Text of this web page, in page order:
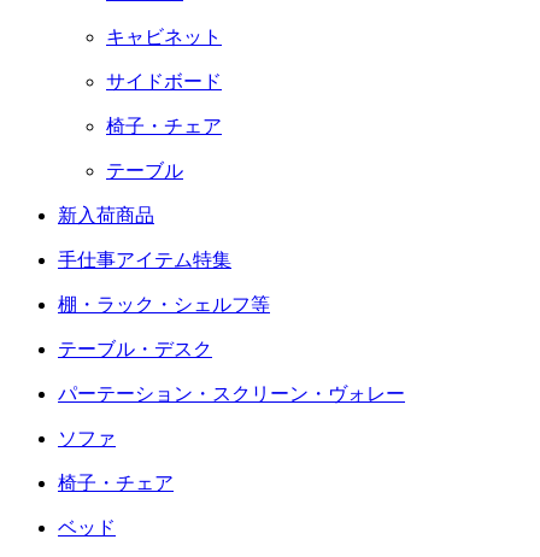
キャビネット
サイドボード
椅子・チェア
テーブル
新入荷商品
手仕事アイテム特集
棚・ラック・シェルフ等
テーブル・デスク
パーテーション・スクリーン・ヴォレー
ソファ
椅子・チェア
ベッド